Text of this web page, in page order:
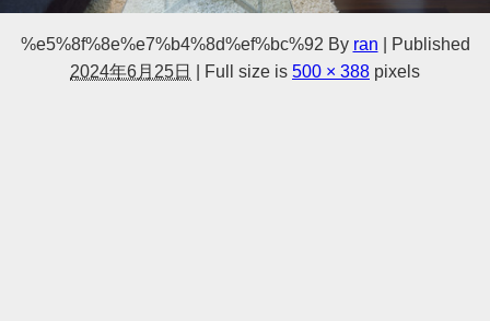
%e5%8f%8e%e7%b4%8d%ef%bc%92 By ran
Published
2024年6月25日
Full size is 500 × 388 pixels